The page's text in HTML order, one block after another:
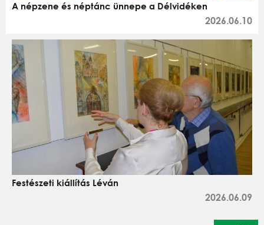
A népzene és néptánc ünnepe a Délvidéken
2026.06.10
Festészeti kiállítás Léván
2026.06.09